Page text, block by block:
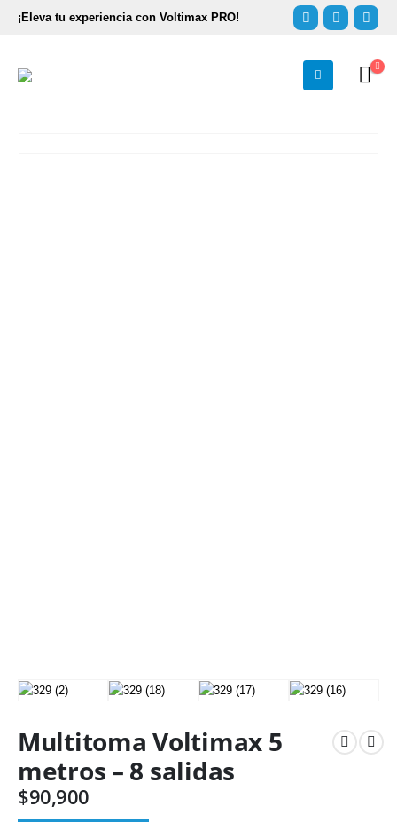
¡Eleva tu experiencia con Voltimax PRO!
Multitoma Voltimax 5
metros – 8 salidas
$90,900